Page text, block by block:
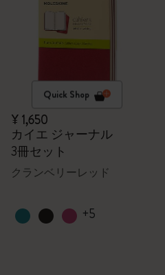
Quick Shop
¥ 1,650
カイエ ジャーナル
3冊セット
クランベリーレッド
+5